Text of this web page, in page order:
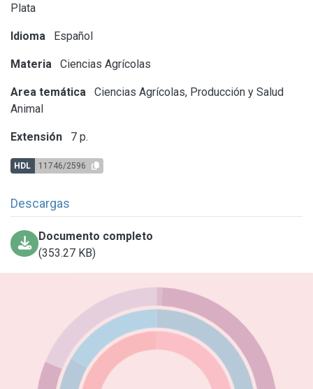
Plata
Idioma Español
Materia Ciencias Agrícolas
Area temática
Ciencias Agrícolas, Producción y Salud
Animal
Extensión 7 p.
HDL 11746/2596
Descargas
Documento completo
(353.27 KB)